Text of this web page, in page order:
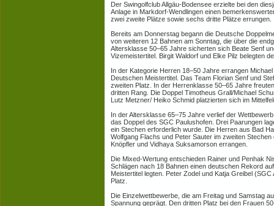
Der Swingolfclub Allgäu-Bodensee erzielte bei den
Anlage in Markdorf-Wendlingen einen
zwei zweite Plätze sowie sechs dritte Plätze errungen.
Bereits am Donnerstag begann die Deutsche
von weiteren 12 Bahnen am Sonntag, die über die
Altersklasse 50–65 Jahre sicherten sich Beate Senf
Vizemeistertitel. Birgit Waldorf und Elke Pilz belegten
In der Kategorie Herren 18–50 Jahre errangen
Deutschen Meistertitel. Das Team Florian Senf und
zweiten Platz. In der Herrenklasse 50–65 Jahre
dritten Rang. Die Doppel Timotheus Grall/Michael
Lutz Metzner/ Heiko Schmid platzierten sich im
In der Altersklasse 65–75 Jahre verlief der
das Doppel des SGC Paulushofen. Drei Paarungen
ein Stechen erforderlich wurde. Die Herren aus Bad
Wolfgang Flachs und Peter Sauter im zweiten
Knöpfler und Vidhaya Suksamorson errangen.
Die Mixed-Wertung entschieden Rainer und Penhak
Schlägen nach 18 Bahnen einen deutschen Rekord
Meistertitel legten. Peter Zodel und Katja Greibel
Platz.
Die Einzelwettbewerbe, die am Freitag und Samstag
Spannung geprägt. Den dritten Platz bei den Frauen